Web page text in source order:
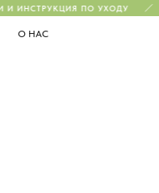
ПО УХОДУ
О НАС